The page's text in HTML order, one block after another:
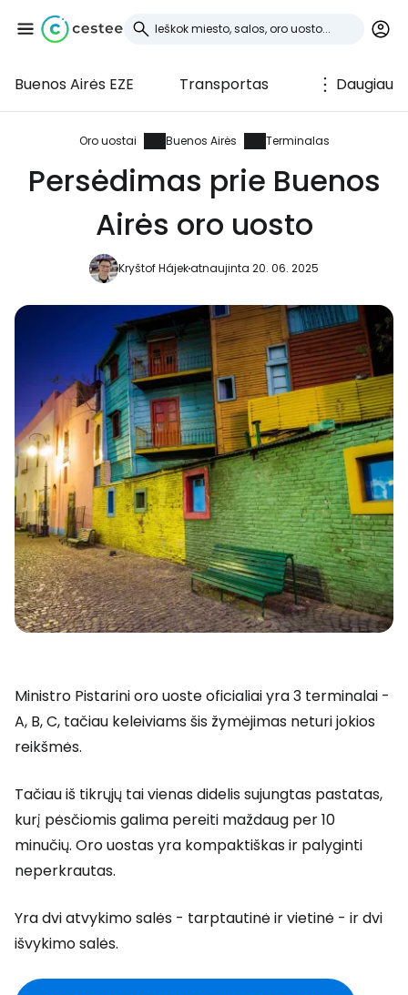
Buenos Airės EZE Transportas Daugiau
Oro uostai Buenos Airės Terminalas
Persėdimas prie Buenos
Airės oro uosto
Kryštof Hájekatnaujinta 20. 06. 2025
Ministro Pistarini oro uoste oficialiai yra 3 terminalai -
A, B, C, tačiau keleiviams šis žymėjimas neturi jokios
reikšmės.
Tačiau iš tikrųjų tai vienas didelis sujungtas pastatas,
kurį pėsčiomis galima pereiti maždaug per 10
minučių. Oro uostas yra kompaktiškas ir palyginti
neperkrautas.
Yra dvi atvykimo salės - tarptautinė ir vietinė - ir dvi
išvykimo salės.
Prisijunkite prie
Cestee
... pasaulinė kelionių bendruomenė
Tęsti su Facebook
Tęsti el. paštu